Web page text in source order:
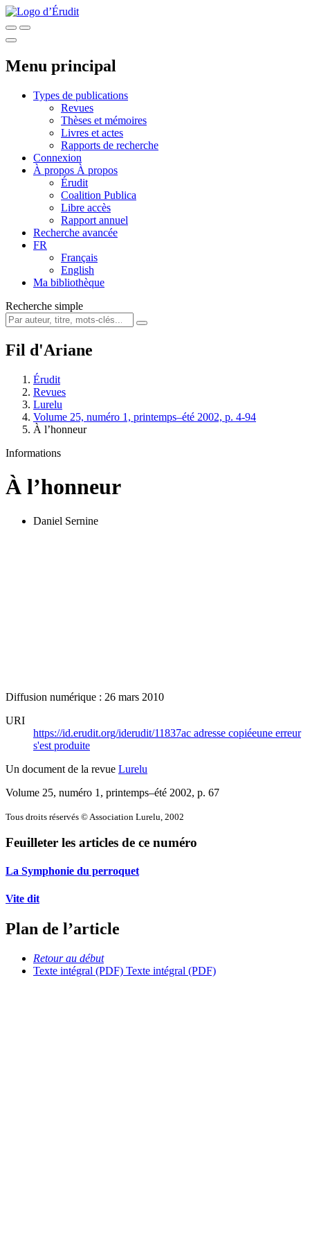
Menu principal
Types de publications
Revues
Thèses et mémoires
Livres et actes
Rapports de recherche
Connexion
À propos À propos
Érudit
Coalition Publica
Libre accès
Rapport annuel
Recherche avancée
FR
Français
English
Ma bibliothèque
Recherche simple
Fil d'Ariane
Érudit
Revues
Lurelu
Volume 25, numéro 1, printemps–été 2002, p. 4-94
À l’honneur
Informations
À l’honneur
Daniel Sernine
Diffusion numérique : 26 mars 2010
URI
https://id.erudit.org/iderudit/11837ac adresse copiéeune erreur
s'est produite
Un document de la revue Lurelu
Volume 25, numéro 1, printemps–été 2002, p. 67
Tous droits réservés © Association Lurelu, 2002
Feuilleter les articles de ce numéro
La Symphonie du perroquet
Vite dit
Plan de l’article
Retour au début
Texte intégral (PDF) Texte intégral (PDF)